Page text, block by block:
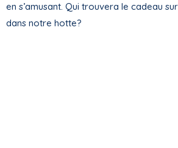
en s’amusant. Qui trouvera le cadeau
dans notre hotte?